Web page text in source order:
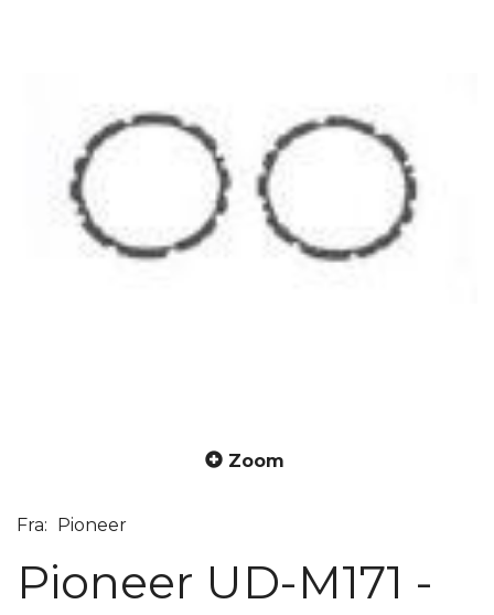
Zoom
Fra: Pioneer
Pioneer UD-M171 -